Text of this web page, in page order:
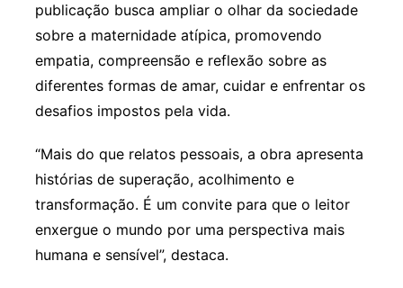
publicação busca ampliar o olhar da sociedade
sobre a maternidade atípica, promovendo
empatia, compreensão e reflexão sobre as
diferentes formas de amar, cuidar e enfrentar os
desafios impostos pela vida.
“Mais do que relatos pessoais, a obra apresenta
histórias de superação, acolhimento e
transformação. É um convite para que o leitor
enxergue o mundo por uma perspectiva mais
humana e sensível”, destaca.